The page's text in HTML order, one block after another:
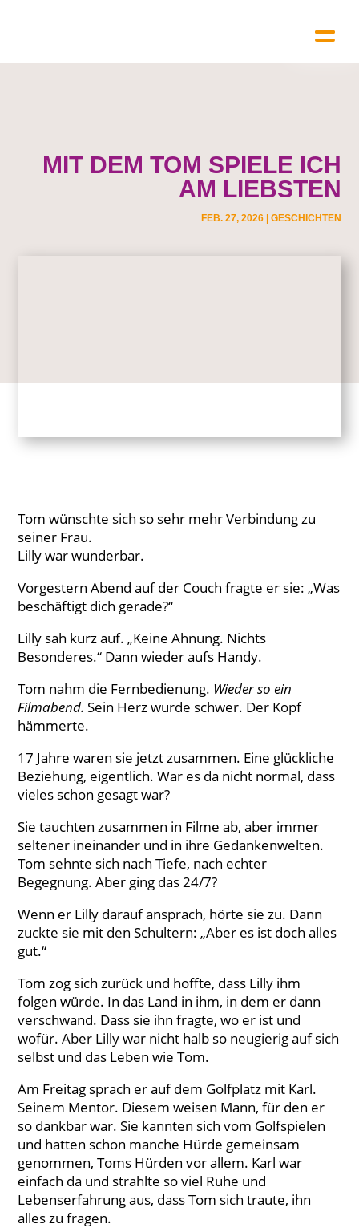
MIT DEM TOM SPIELE ICH
AM LIEBSTEN
FEB. 27, 2026| GESCHICHTEN
Tom wünschte sich so sehr mehr Verbindung zu
seiner Frau.
Lilly war wunderbar.
Vorgestern Abend auf der Couch fragte er sie: „Was
beschäftigt dich gerade?“
Lilly sah kurz auf. „Keine Ahnung. Nichts
Besonderes.“ Dann wieder aufs Handy.
Tom nahm die Fernbedienung. Wieder so ein
Filmabend. Sein Herz wurde schwer. Der Kopf
hämmerte.
17 Jahre waren sie jetzt zusammen. Eine glückliche
Beziehung, eigentlich. War es da nicht normal, dass
vieles schon gesagt war?
Sie tauchten zusammen in Filme ab, aber immer
seltener ineinander und in ihre Gedankenwelten.
Tom sehnte sich nach Tiefe, nach echter
Begegnung. Aber ging das 24/7?
Wenn er Lilly darauf ansprach, hörte sie zu. Dann
zuckte sie mit den Schultern: „Aber es ist doch alles
gut.“
Tom zog sich zurück und hoffte, dass Lilly ihm
folgen würde. In das Land in ihm, in dem er dann
verschwand. Dass sie ihn fragte, wo er ist und
wofür. Aber Lilly war nicht halb so neugierig auf sich
selbst und das Leben wie Tom.
Am Freitag sprach er auf dem Golfplatz mit Karl.
Seinem Mentor. Diesem weisen Mann, für den er
so dankbar war. Sie kannten sich vom Golfspielen
und hatten schon manche Hürde gemeinsam
genommen, Toms Hürden vor allem. Karl war
einfach da und strahlte so viel Ruhe und
Lebenserfahrung aus, dass Tom sich traute, ihn
alles zu fragen.